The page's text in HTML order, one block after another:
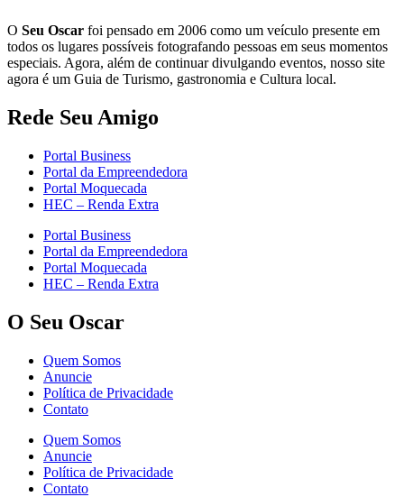
O Seu Oscar foi pensado em 2006 como um veículo presente em
todos os lugares possíveis fotografando pessoas em seus momentos
especiais. Agora, além de continuar divulgando eventos, nosso site
agora é um Guia de Turismo, gastronomia e Cultura local.
Rede Seu Amigo
Portal Business
Portal da Empreendedora
Portal Moquecada
HEC – Renda Extra
Portal Business
Portal da Empreendedora
Portal Moquecada
HEC – Renda Extra
O Seu Oscar
Quem Somos
Anuncie
Política de Privacidade
Contato
Quem Somos
Anuncie
Política de Privacidade
Contato